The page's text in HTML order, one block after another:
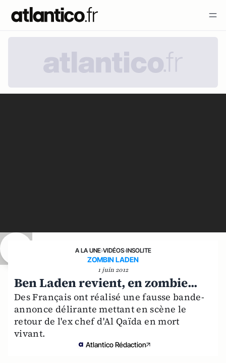
A LA UNE›VIDÉOS›INSOLITE
ZOMBIN LADEN
1 juin 2012
Ben Laden revient, en zombie...
Des Français ont réalisé une fausse bande-
annonce délirante mettant en scène le
retour de l'ex chef d'Al Qaïda en mort
vivant.
Atlantico Rédaction